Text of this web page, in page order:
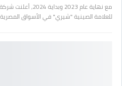
مع نهاية عام 2023
للعلامة الصينية "شيري" في الأسواق